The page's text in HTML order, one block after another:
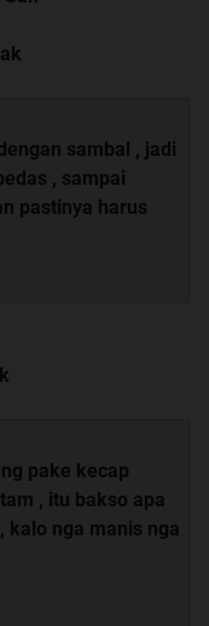
sambal , jadi
, sampai
pastinya harus
pake kecap
, itu bakso apa
kalo nga manis nga